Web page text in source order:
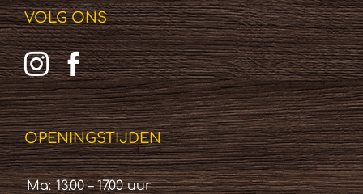
VOLG ONS
OPENINGSTIJDEN
Ma: 13.00 – 17.00 uur